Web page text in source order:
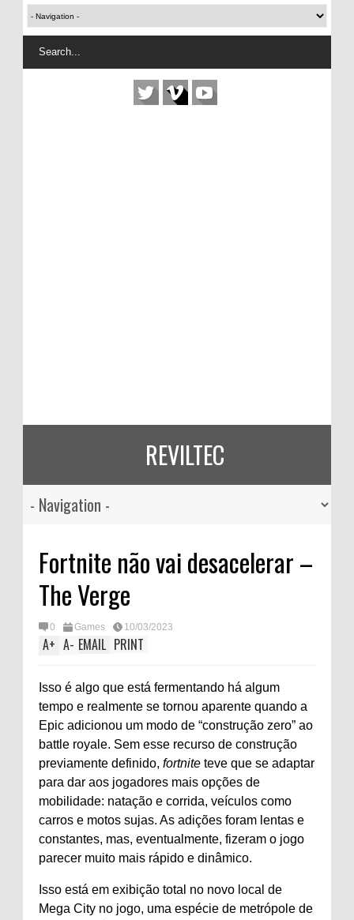
REVILTEC
Fortnite não vai desacelerar –
The Verge
0 Games 10/03/2023
A+ A- EMAIL PRINT
Isso é algo que está fermentando há algum
tempo e realmente se tornou aparente quando a
Epic adicionou um modo de “construção zero” ao
battle royale. Sem esse recurso de construção
previamente definido, fortnite teve que se adaptar
para dar aos jogadores mais opções de
mobilidade: natação e corrida, veículos como
carros e motos sujas. As adições foram lentas e
constantes, mas, eventualmente, fizeram o jogo
parecer muito mais rápido e dinâmico.
Isso está em exibição total no novo local de
Mega City no jogo, uma espécie de metrópole de